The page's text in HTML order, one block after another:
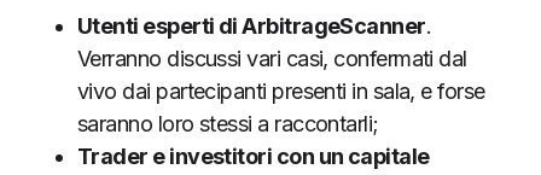
Utenti esperti di ArbitrageScanner.
Verranno discussi vari casi, confermati dal
vivo dai partecipanti presenti in sala, e forse
saranno loro stessi a raccontarli;
Trader e investitori con un capitale